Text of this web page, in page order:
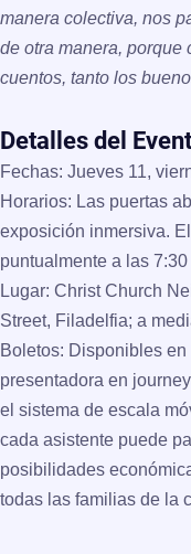
manera colectiva, nos
de otra manera, porque
cuentos, tanto los
Detalles del
Fechas: Jueves 11,
Horarios: Las puertas
exposición inmersiva.
puntualmente a las 7:30
Lugar: Christ Church
Street, Filadelfia; a
Boletos: Disponibles
presentadora en
el sistema de escala
cada asistente puede
posibilidades
todas las familias de la